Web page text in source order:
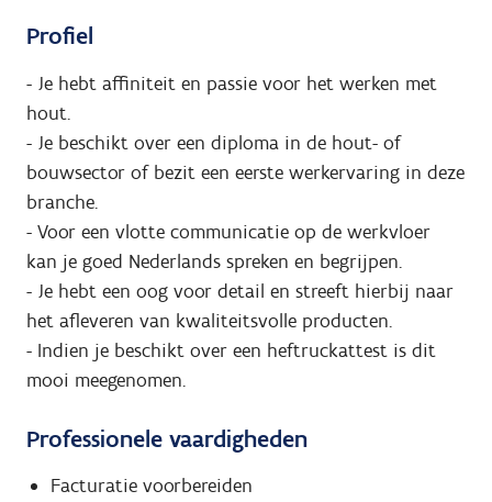
Profiel
- Je hebt affiniteit en passie voor het werken met
hout.
- Je beschikt over een diploma in de hout- of
bouwsector of bezit een eerste werkervaring in deze
branche.
- Voor een vlotte communicatie op de werkvloer
kan je goed Nederlands spreken en begrijpen.
- Je hebt een oog voor detail en streeft hierbij naar
het afleveren van kwaliteitsvolle producten.
- Indien je beschikt over een heftruckattest is dit
mooi meegenomen.
Professionele vaardigheden
Facturatie voorbereiden